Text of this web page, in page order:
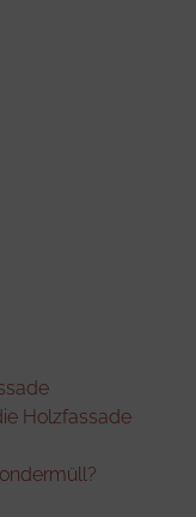
Holzfassade